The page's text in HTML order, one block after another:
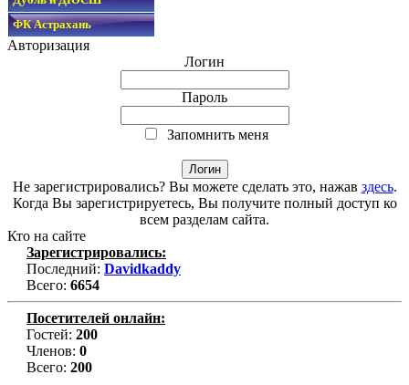
ФК Астрахань
Авторизация
Логин
Пароль
Запомнить меня
Не зарегистрировались? Вы можете сделать это, нажав здесь.
Когда Вы зарегистрируетесь, Вы получите полный доступ ко
всем разделам сайта.
Кто на сайте
Зарегистрировались:
Последний: Davidkaddy
Всего: 6654
Посетителей онлайн:
Гостей: 200
Членов: 0
Всего: 200